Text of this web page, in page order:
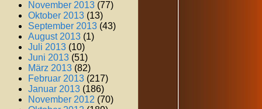
November 2013 (77)
Oktober 2013 (13)
September 2013 (43)
August 2013 (1)
Juli 2013 (10)
Juni 2013 (51)
März 2013 (82)
Februar 2013 (217)
Januar 2013 (186)
November 2012 (70)